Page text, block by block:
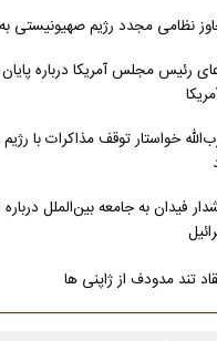
نظامی مجدد رژیم صهیونیستی
رئیس مجلس آمریکا درباره
خواستار توقف مذاکرات با
فیدان به جامعه بین‌الملل درباره
تند مدودف از ژاپنی ها